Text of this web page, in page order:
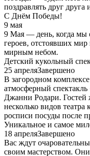
поздравлять друг
С Днём Победы!
9 мая
9 Мая — день, когда мы
героев, отстоявших
мирным небом.
Детский кукольный
25 апреляЗавершено
В загородном
атмосферный
Джанни Родари. Гостей
несколько видов театра
росписи посуды после
Уникальное и самое
18 апреляЗавершено
Вас ждут
своим мастерством.